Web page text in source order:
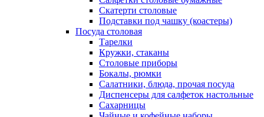
Скатерти столовые
Подставки под чашку (коастеры)
Посуда столовая
Тарелки
Кружки, стаканы
Столовые приборы
Бокалы, рюмки
Салатники, блюда, прочая посуда
Диспенсеры для салфеток настольные
Сахарницы